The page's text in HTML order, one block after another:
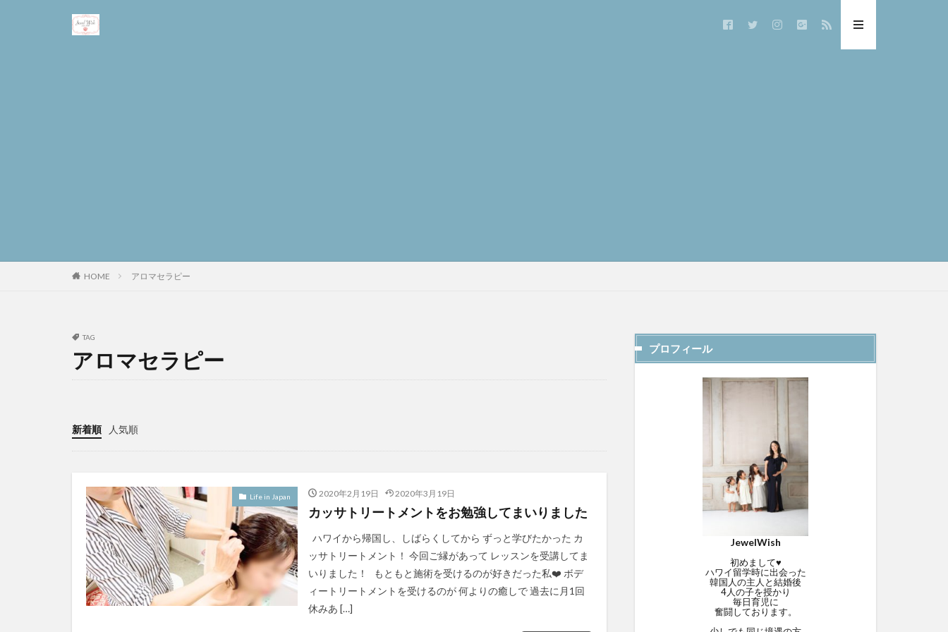
HOME アロマセラピー
TAG
アロマセラピー
新着順 人気順
Life in Japan 2020年2月19日 2020年3月19日
カッサトリートメントをお勉強してまいりました
ハワイから帰国し、しばらくしてから ずっと学びたかった カ
ッサトリートメント！ 今回ご縁があって レッスンを受講してま
いりました！ もともと施術を受けるのが好きだった私❤️ ボデ
ィートリートメントを受けるのが 何よりの癒しで 過去に月1回
休みあ […]
プロフィール
JewelWish
初めまして♥
ハワイ留学時に出会った
韓国人の主人と結婚後
4人の子を授かり
毎日育児に
奮闘しております。